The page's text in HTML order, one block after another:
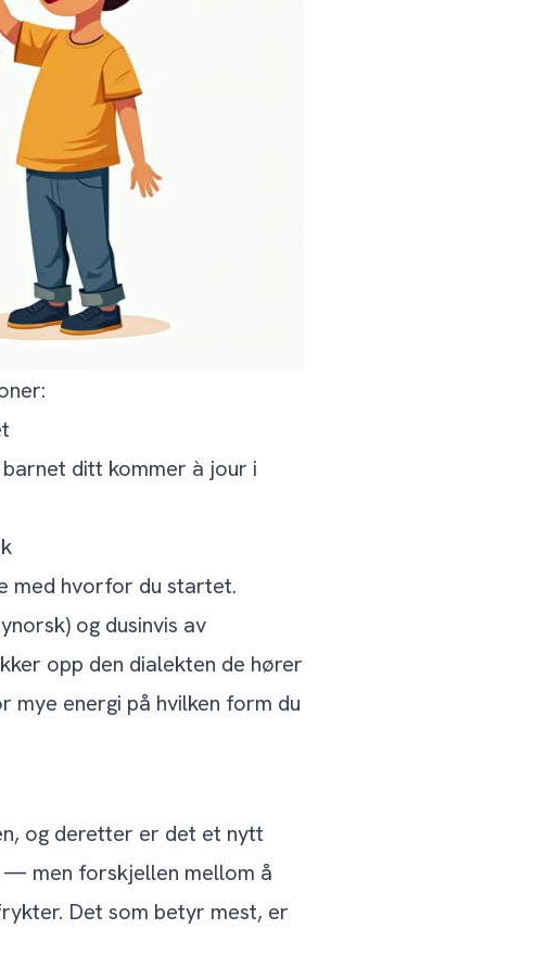
ditt kommer à jour i
med hvorfor du startet.
og dusinvis av
opp den dialekten de hører
mye energi på hvilken form du
og deretter er det et nytt
— men forskjellen mellom å
Det som betyr mest, er